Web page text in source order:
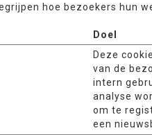
hoe bezoekers hun
Doel
Deze
van de
intern
analyse
om te
een